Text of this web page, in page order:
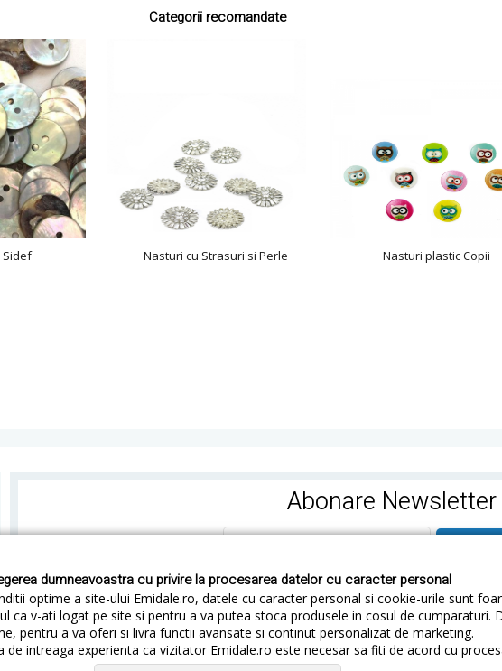
dumneavoastra cu privire la procesarea datelor cu caracter personal
optime a site-ului Emidale.ro, datele cu caracter personal si cookie-urile sunt
ca v-ati logat pe site si pentru a va putea stoca produsele in cosul de cumparaturi.
pentru a va oferi si livra functii avansate si continut personalizat de marketing.
de intreaga experienta ca vizitator Emidale.ro este necesar sa fiti de acord cu
Categorii recomandate
Nasturi cu Strasuri si Perle Nasturi plastic Copii
Abonare Newsletter
Cum livram Cum returnezi Termeni si Conditii Confidentialitate